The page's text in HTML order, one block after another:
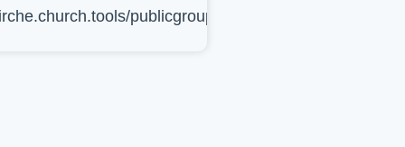
publicgroup/617